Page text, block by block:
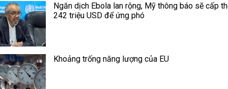
Ngăn dịch Ebola lan rộng, Mỹ thông báo sẽ cấp
242 triệu USD để ứng phó
Khoảng trống năng lượng của EU